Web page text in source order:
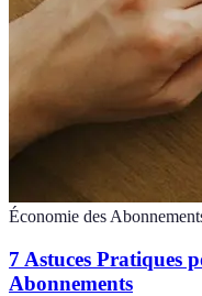
Économie des
7 Astuces Pratiques
Abonnements